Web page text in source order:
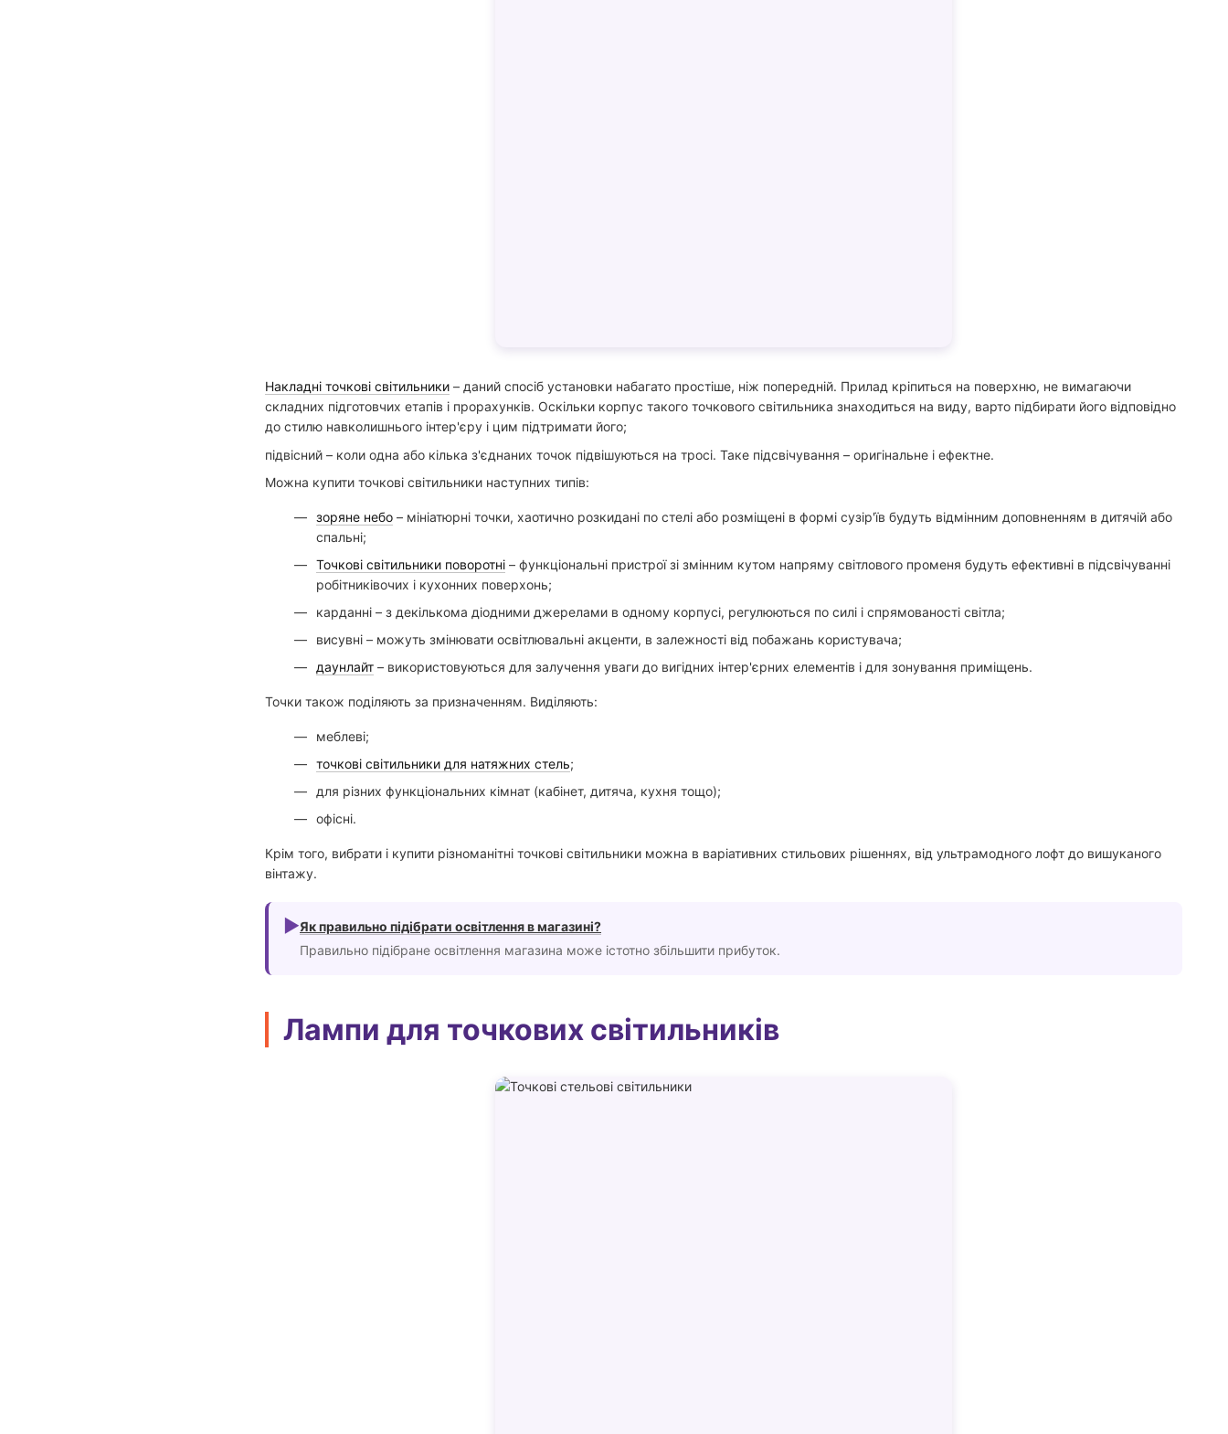
Накладні точкові світильники – даний спосіб установки набагато простіше, ніж попередній. Прилад кріпиться на поверхню, не вимагаючи
складних підготовчих етапів і прорахунків. Оскільки корпус такого точкового світильника знаходиться на виду, варто підбирати його відповідно
до стилю навколишнього інтер'єру і цим підтримати його;
підвісний – коли одна або кілька з'єднаних точок підвішуються на тросі. Таке підсвічування – оригінальне і ефектне.
Можна купити точкові світильники наступних типів:
зоряне небо – мініатюрні точки, хаотично розкидані по стелі або розміщені в формі сузір'їв будуть відмінним доповненням в дитячій або
спальні;
Точкові світильники поворотні – функціональні пристрої зі змінним кутом напряму світлового променя будуть ефективні в підсвічуванні
робітниківочих і кухонних поверхонь;
карданні – з декількома діодними джерелами в одному корпусі, регулюються по силі і спрямованості світла;
висувні – можуть змінювати освітлювальні акценти, в залежності від побажань користувача;
даунлайт – використовуються для залучення уваги до вигідних інтер'єрних елементів і для зонування приміщень.
Точки також поділяють за призначенням. Виділяють:
меблеві;
точкові світильники для натяжних стель;
для різних функціональних кімнат (кабінет, дитяча, кухня тощо);
офісні.
Крім того, вибрати і купити різноманітні точкові світильники можна в варіативних стильових рішеннях, від ультрамодного лофт до вишуканого
вінтажу.
►Як правильно підібрати освітлення в магазині?
Правильно підібране освітлення магазина може істотно збільшити прибуток.
Лампи для точкових світильників